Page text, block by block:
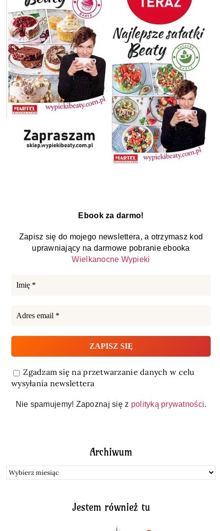
Ebook za darmo!
Zapisz się do mojego newslettera, a otrzymasz kod
uprawniający na darmowe pobranie ebooka
Wielkanocne Wypieki
Zgadzam się na przetwarzanie danych w celu
wysyłania newslettera
Nie spamujemy! Zapoznaj się z polityką prywatności.
Archiwum
Archiwum
Jestem również tu